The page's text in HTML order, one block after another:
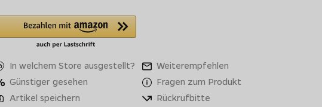
In welchem Store ausgestellt?
Weiterempfehlen
Günstiger gesehen
Fragen zum Produkt
Artikel speichern
Rückrufbitte